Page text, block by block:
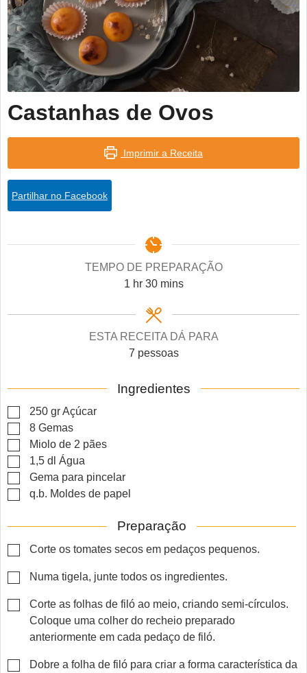
Castanhas de Ovos
Imprimir a Receita
Partilhar no Facebook
TEMPO DE PREPARAÇÃO
1 hour
hr 30minutes
mins
ESTA RECEITA DÁ PARA
7 pessoas
Ingredientes
▢
250 grAçúcar
▢
8 Gemas
▢
Miolo de 2 pães
▢
1,5 dl Água
▢
Gema para pincelar
▢
q.b. Moldes de papel
Preparação
▢
Corte os tomates secos em pedaços pequenos.
▢
Numa tigela, junte todos os ingredientes.
▢
Corte as folhas de filó ao meio, criando semi-círculos.
Coloque uma colher do recheio preparado
anteriormente em cada pedaço de filó.
▢
Dobre a folha de filó para criar a forma característica da